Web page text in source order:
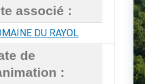
associé :
DU RAYOL
de
: